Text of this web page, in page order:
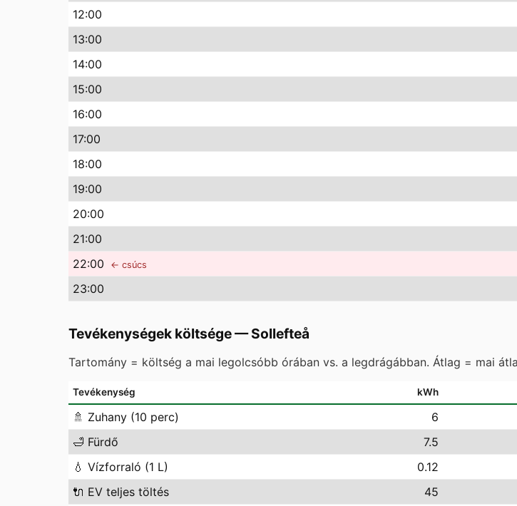
12:00
13:00
14:00
15:00
16:00
17:00
18:00
19:00
20:00
21:00
22:00 ← csúcs
23:00
Tevékenységek költsége—Sollefteå
Tartomány = költség a mai legolcsóbb órában vs. a legdrágábban. Átlag = mai
Tevékenység kWh
🚿 Zuhany (10 perc) 6
🛁 Fürdő 7.5
💧 Vízforraló (1 L) 0.12
🔌 EV teljes töltés 45